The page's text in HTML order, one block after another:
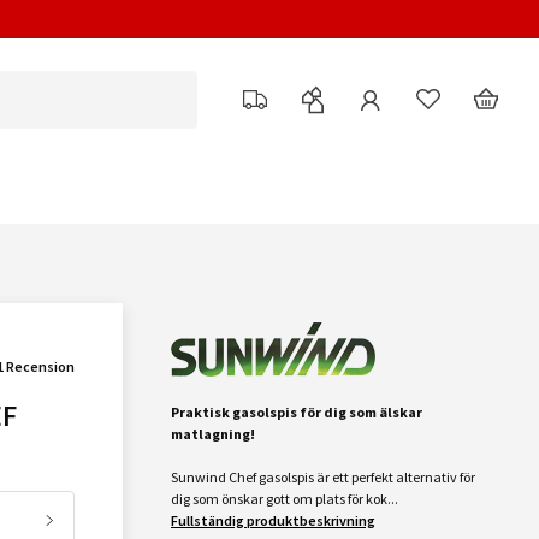
Recension
Praktisk gasolspis för dig som älskar
matlagning!
Sunwind Chef gasolspis är ett perfekt alternativ för
dig som önskar gott om plats för kok...
Fullständig produktbeskrivning